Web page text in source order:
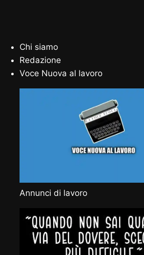
Chi siamo
Redazione
Voce Nuova al lavoro
Annunci di lavoro